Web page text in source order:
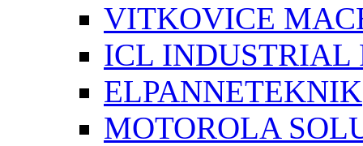
VITKOVICE
ICL INDUSTRIAL
ELPANNETEKNIK
MOTOROLA